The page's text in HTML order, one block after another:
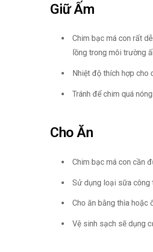
Giữ Ấm
Chim bạc má con rất
lồng trong môi trường
Nhiệt độ thích hợp cho
Tránh để chim quá
Cho Ăn
Chim bạc má con cần
Sử dụng loại sữa công
Cho ăn bằng thìa hoặc
Vệ sinh sạch sẽ dụng